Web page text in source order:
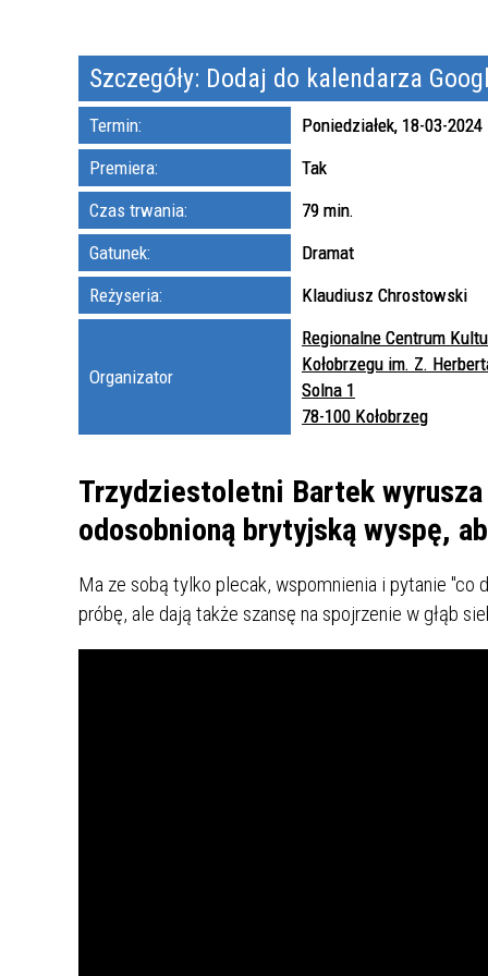
Szczegóły: Dodaj do kalendarza
Termin:
Poniedziałek, 18-03-2024
Premiera:
Tak
Czas trwania:
79 min.
Gatunek:
Dramat
Reżyseria:
Klaudiusz Chrostowski
Organizator
Regionalne Centrum
Kołobrzegu im. Z.
Solna 1
78-100 Kołobrzeg
Trzydziestoletni Bartek
odosobnioną brytyjską wyspę,
Ma ze sobą tylko plecak, wspomnienia i pytanie "co
próbę, ale dają także szansę na spojrzenie w głąb